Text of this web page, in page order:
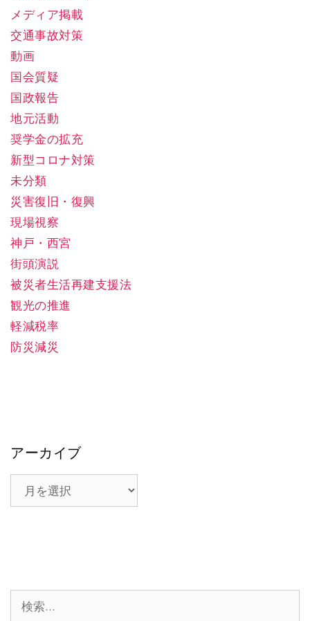
メディア掲載
交通事故対策
動画
国会質疑
国政報告
地元活動
奨学金の拡充
新型コロナ対策
未分類
災害復旧・復興
現場視察
神戸・西宮
街頭演説
被災者生活再建支援法
観光の推進
軽減税率
防災減災
アーカイブ
索: